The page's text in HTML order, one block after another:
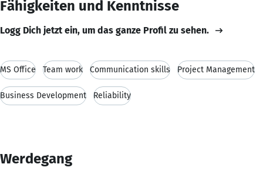
Fähigkeiten und Kenntnisse
Logg Dich jetzt ein, um das ganze Profil zu sehen.
MS Office Team work Communication skills Project Management
Business Development Reliability
Werdegang